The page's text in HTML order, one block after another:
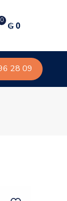
0 ₲0
28 09